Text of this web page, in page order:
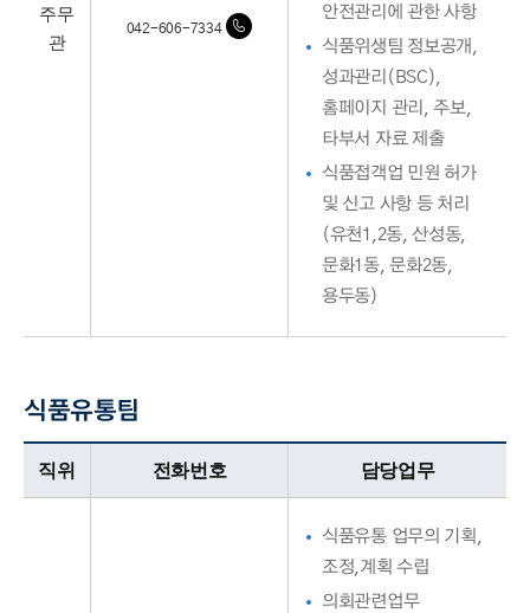
주무
관
042-606-7334
안전관리에 관한 사항
식품위생팀 정보공개,
성과관리(BSC),
홈페이지 관리, 주보,
타부서 자료 제출
식품접객업 민원 허가
및 신고 사항 등 처리
(유천1,2동, 산성동,
문화1동, 문화2동,
용두동)
식품유통팀
식품유통팀업무담당자의 정보로 직위, 전화번호, 담당업무를 안내하고 있습니다
직위 전화번호 담당업무
식품유통 업무의 기획,
조정,계획 수립
의회관련업무